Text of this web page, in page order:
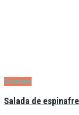
Saladas
Salada de